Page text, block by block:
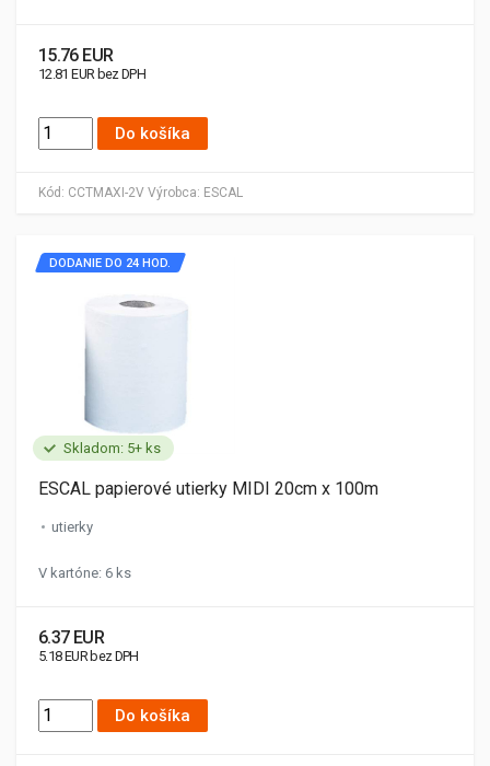
Kód: CCTMAXI-2V Výrobca: ESCAL
15.76 EUR
12.81 EUR bez DPH
Do košíka
Skladom: 5+ ks
DODANIE DO 24 HOD.
ESCAL papierové utierky MIDI 20cm x 100m
utierky
V kartóne: 6 ks
6.37 EUR
5.18 EUR bez DPH
Do košíka